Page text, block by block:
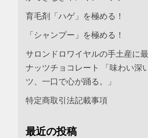
育毛剤「ハゲ」を極める！
「シャンプー」を極める！
サロンドロワイヤルの手土産に
ナッツチョコレート 「味わい深
ツ、一口で心が踊る。」
特定商取引法記載事項
最近の投稿